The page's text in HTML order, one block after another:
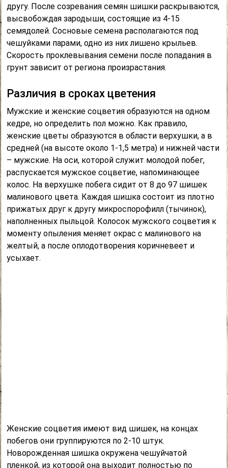
другу. После созревания семян шишки раскрываются,
высвобождая зародыши, состоящие из 4-15
семядолей. Сосновые семена располагаются под
чешуйками парами, одно из них лишено крыльев.
Скорость проклевывания семени после попадания в
грунт зависит от региона произрастания.
Различия в сроках цветения
Мужские и женские соцветия образуются на одном
кедре, но определить пол можно. Как правило,
женские цветы образуются в области верхушки, а в
средней (на высоте около 1-1,5 метра) и нижней части
– мужские. На оси, которой служит молодой побег,
распускается мужское соцветие, напоминающее
колос. На верхушке побега сидит от 8 до 97 шишек
малинового цвета. Каждая шишка состоит из плотно
прижатых друг к другу микроспорофилл (тычинок),
наполненных пыльцой. Колосок мужского соцветия к
моменту опыления меняет окрас с малинового на
желтый, а после оплодотворения коричневеет и
усыхает.
Женские соцветия имеют вид шишек, на концах
побегов они группируются по 2-10 штук.
Новорожденная шишка окружена чешуйчатой
пленкой, из которой она выходит полностью по